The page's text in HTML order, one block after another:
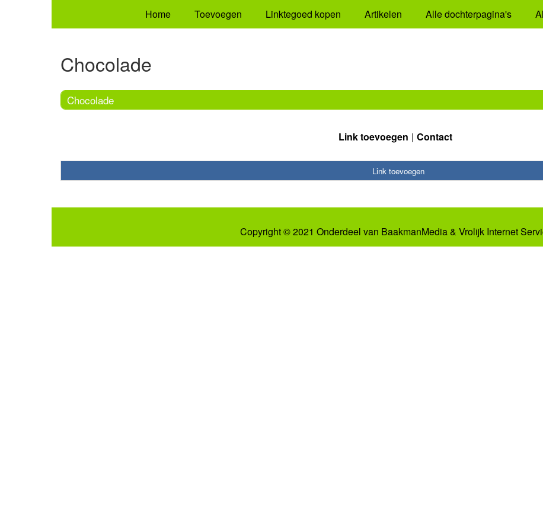
Home Toevoegen Linktegoed kopen Artikelen Alle dochterpagina's
Chocolade
Chocolade
Link toevoegen Contact
Link toevoegen
Copyright © 2021 Onderdeel van BaakmanMedia& Vrolijk Internet